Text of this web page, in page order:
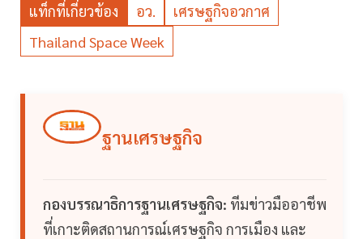
แท็กที่เกี่ยวข้อง อว.
เศรษฐกิจอวกาศ
Thailand Space Week
ฐานเศรษฐกิจ
กองบรรณาธิการฐานเศรษฐกิจ: ทีมข่าวมืออาชีพ
ที่เกาะติดสถานการณ์เศรษฐกิจ การเมือง และ